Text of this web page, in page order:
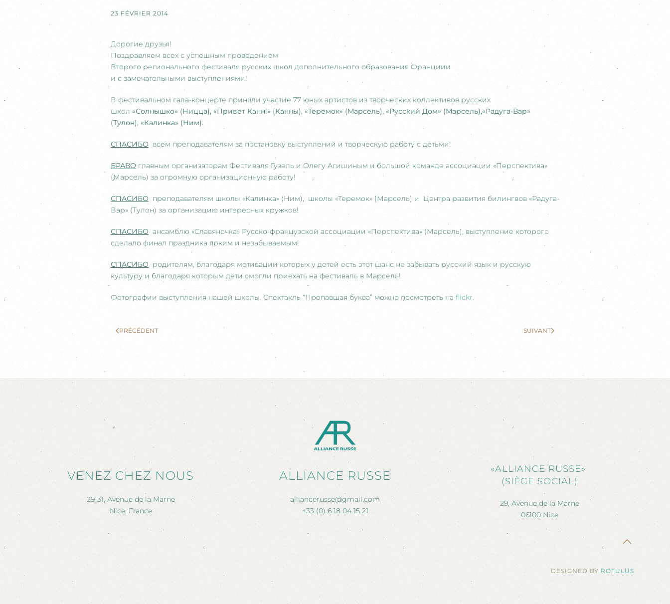
23 FÉVRIER 2014
Дорогие друзья!
Поздравляем всех с успешным проведением
Второго регионального фестиваля русских школ дополнительного образования Франциии
и с замечательными выступлениями!
В фестивальном гала-концерте приняли участие 77 юных артистов из творческих коллективов русских
школ «Солнышко» (Ницца), «Привет Канн!» (Канны), «Теремок» (Марсель), «Русский Дом» (Марсель),«Радуга-Вар»
(Тулон), «Калинка» (Ним).
СПАСИБО всем преподавателям за постановку выступлений и творческую работу с детьми!
БРАВО главным организаторам Фестиваля Гузель и Олегу Агишиным и большой команде ассоциации «Перспектива»
(Марсель) за огромную организационную работу!
СПАСИБО преподавателям школы «Калинка» (Ним), школы «Теремок» (Марсель) и Центра развития билингвов «Радуга-
Вар» (Тулон) за организацию интересных кружков!
СПАСИБО ансамблю «Славяночка» Русско-французской ассоциации «Перспектива» (Марсель), выступление которого
сделало финал праздника ярким и незабываемым!
СПАСИБО родителям, благодаря мотивации которых у детей есть этот шанс не забывать русский язык и русскую
культуру и благодаря которым дети смогли приехать на фестиваль в Марсель!
Фотографии выступления нашей школы. Спектакль “Пропавшая буква” можно посмотреть на flickr.
PRÉCÉDENT SUIVANT
VENEZ CHEZ NOUS
29-31, Avenue de la Marne
Nice, France
ALLIANCE RUSSE
alliancerusse@gmail.com
+33 (0) 6 18 04 15 21
«ALLIANCE RUSSE»
(SIÈGE SOCIAL)
29, Avenue de la Marne
06100 Nice
DESIGNED BY ROTULUS